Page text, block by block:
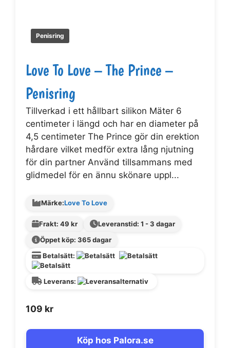
Penisring
Love To Love – The Prince –
Penisring
Tillverkad i ett hållbart silikon Mäter 6
centimeter i längd och har en diameter på
4,5 centimeter The Prince gör din erektion
hårdare vilket medför extra lång njutning
för din partner Använd tillsammans med
glidmedel för en ännu skönare uppl...
Märke:Love To Love
Frakt: 49 kr
Leveranstid: 1 - 3 dagar
Öppet köp: 365 dagar
Betalsätt:
Leverans:
109 kr
Köp hos Palora.se